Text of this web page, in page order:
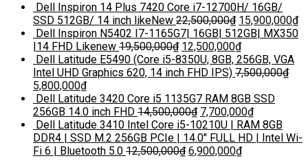
Dell Inspiron 14 Plus 7420 Core i7-12700H/ 16GB/
SSD 512GB/ 14 inch likeNew 22,500,000₫ 15,900,000₫
Dell Inspiron N5402 I7-1165G7| 16GB| 512GB| MX350
|14 FHD Likenew 19,500,000₫ 12,500,000₫
Dell Latitude E5490 (Core i5-8350U, 8GB, 256GB, VGA
Intel UHD Graphics 620, 14 inch FHD IPS) 7,500,000₫
5,800,000₫
Dell Latitude 3420 Core i5 1135G7 RAM 8GB SSD
256GB 14.0 inch FHD 14,500,000₫ 7,700,000₫
Dell Latitude 3410 Intel Core i5-10210U | RAM 8GB
DDR4 | SSD M.2 256GB PCIe | 14.0″ FULL HD | Intel Wi-
Fi 6 | Bluetooth 5.0 12,500,000₫ 6,900,000₫